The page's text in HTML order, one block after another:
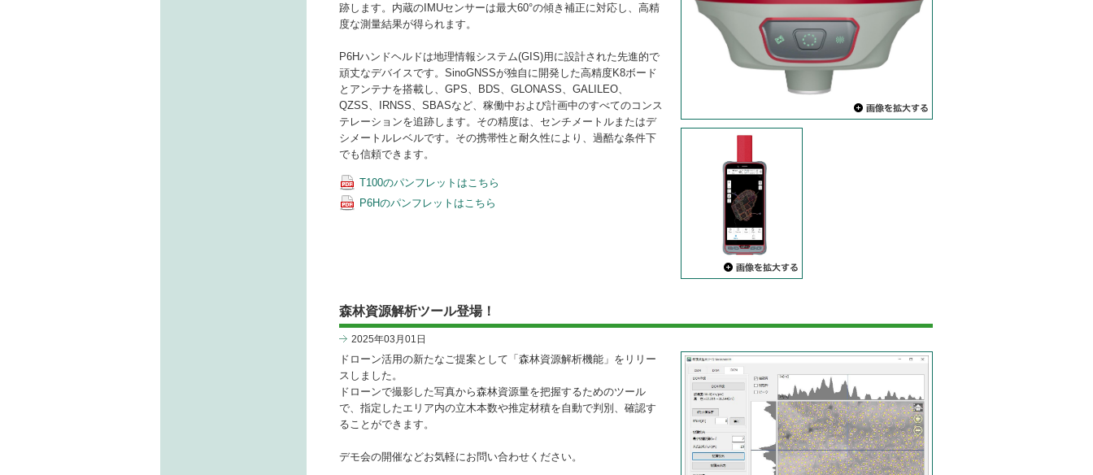
跡します。内蔵のIMUセンサーは最大60°の傾き補正に対応し、高精
度な測量結果が得られます。
P6Hハンドヘルドは地理情報システム(GIS)用に設計された先進的で
頑丈なデバイスです。SinoGNSSが独自に開発した高精度K8ボード
とアンテナを搭載し、GPS、BDS、GLONASS、GALILEO、
QZSS、IRNSS、SBASなど、稼働中および計画中のすべてのコンス
テレーションを追跡します。その精度は、センチメートルまたはデ
シメートルレベルです。その携帯性と耐久性により、過酷な条件下
でも信頼できます。
T100のパンフレットはこちら
P6Hのパンフレットはこちら
森林資源解析ツール登場！
2025年03月01日
ドローン活用の新たなご提案として「森林資源解析機能」をリリー
スしました。
ドローンで撮影した写真から森林資源量を把握するためのツール
で、指定したエリア内の立木本数や推定材積を自動で判別、確認す
ることができます。
デモ会の開催などお気軽にお問い合わせください。